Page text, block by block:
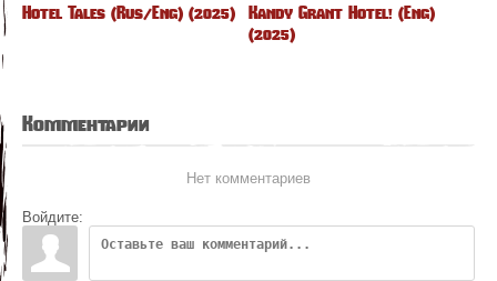
Hotel Tales (Rus/Eng) (2025)
Kandy Grant Hotel! (Eng)
(2025)
Комментарии
Нет комментариев
Войдите: